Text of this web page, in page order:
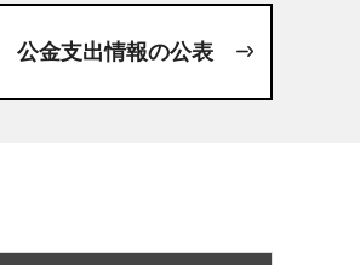
公金支出情報の公表